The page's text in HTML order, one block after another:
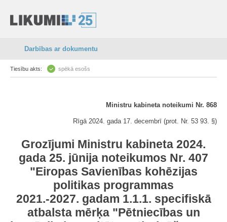
Darbības ar dokumentu
Tiesību akts: spēkā esošs
Ministru kabineta noteikumi Nr. 868
Rīgā 2024. gada 17. decembrī (prot. Nr. 53 93. §)
Grozījumi Ministru kabineta 2024.
gada 25. jūnija noteikumos Nr. 407
"Eiropas Savienības kohēzijas
politikas programmas
2021.-2027. gadam 1.1.1. specifiskā
atbalsta mērķa "Pētniecības un